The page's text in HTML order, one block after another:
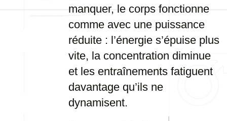
manquer, le corps fonctionne
comme avec une puissance
réduite : l’énergie s’épuise plus
vite, la concentration diminue
et les entraînements fatiguent
davantage qu’ils ne
dynamisent.